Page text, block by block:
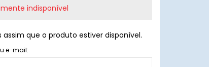
indisponível
que o produto estiver disponível.
e-mail: